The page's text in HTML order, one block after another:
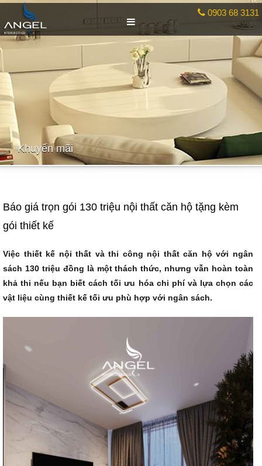
0903 68 3131
Khuyến mãi
Báo giá trọn gói 130 triệu nội thất căn hộ tặng kèm
gói thiết kế
Việc thiết kế nội thất vàthi công nội thấtcăn hộ với ngân
sách 130 triệu đồng là một thách thức, nhưng vẫn hoàn toàn
khả thi nếu bạn biết cách tối ưu hóa chi phí và lựa chọn các
vật liệu cùng thiết kế tối ưu phù hợp với ngân sách.